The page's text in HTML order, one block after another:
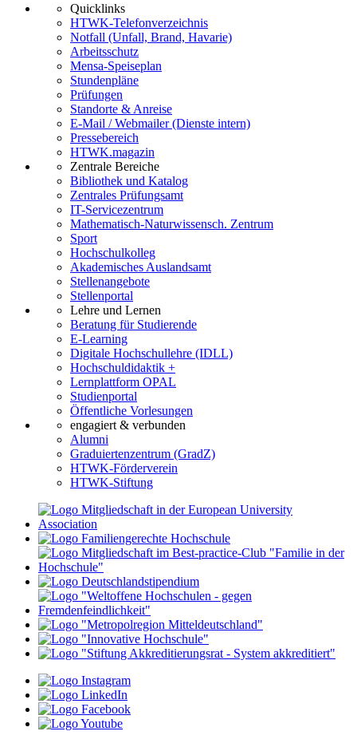
Quicklinks
HTWK-Telefonverzeichnis
Notfall (Unfall, Brand, Havarie)
Arbeitsschutz
Mensa-Speiseplan
Stundenpläne
Prüfungen
Standorte & Anreise
E-Mail / Webmailer (Dienste intern)
Pressebereich
HTWK.magazin
Zentrale Bereiche
Bibliothek und Katalog
Zentrales Prüfungsamt
IT-Servicezentrum
Mathematisch-Naturwissensch. Zentrum
Sport
Hochschulkolleg
Akademisches Auslandsamt
Stellenangebote
Stellenportal
Lehre und Lernen
Beratung für Studierende
E-Learning
Digitale Hochschullehre (IDLL)
Hochschuldidaktik +
Lernplattform OPAL
Studienportal
Öffentliche Vorlesungen
engagiert & verbunden
Alumni
Graduiertenzentrum (GradZ)
HTWK-Förderverein
HTWK-Stiftung